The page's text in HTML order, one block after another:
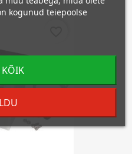
kogunud teiepoolse
KÕIK